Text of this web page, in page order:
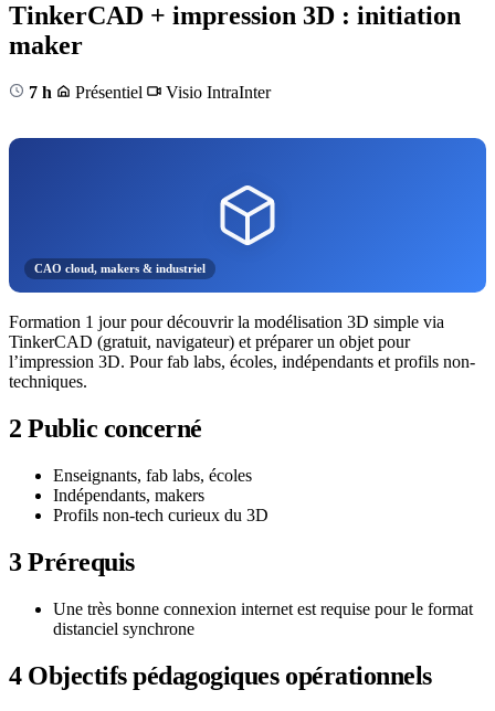
TinkerCAD + impression 3D : initiation
maker
7 h Présentiel Visio IntraInter
CAO cloud, makers & industriel
Formation 1 jour pour découvrir la modélisation 3D simple via
TinkerCAD (gratuit, navigateur) et préparer un objet pour
l’impression 3D. Pour fab labs, écoles, indépendants et profils non-
techniques.
2 Public concerné
Enseignants, fab labs, écoles
Indépendants, makers
Profils non-tech curieux du 3D
3Prérequis
Une très bonne connexion internet est requise pour le format
distanciel synchrone
4Objectifs pédagogiques opérationnels